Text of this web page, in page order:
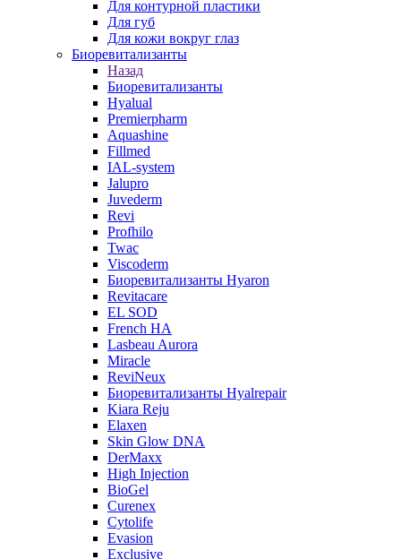
Для контурной пластики
Для губ
Для кожи вокруг глаз
Биоревитализанты
Назад
Биоревитализанты
Hyalual
Premierpharm
Aquashine
Fillmed
IAL-system
Jalupro
Juvederm
Revi
Profhilo
Twac
Viscoderm
Биоревитализанты Hyaron
Revitacare
EL SOD
French HA
Lasbeau Aurora
Miracle
ReviNeux
Биоревитализанты Hyalrepair
Kiara Reju
Elaxen
Skin Glow DNA
DerMaxx
High Injection
BioGel
Curenex
Cytolife
Evasion
Exclusive